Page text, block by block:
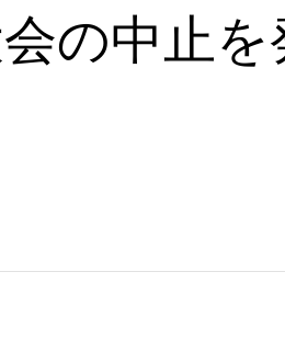
の中止を